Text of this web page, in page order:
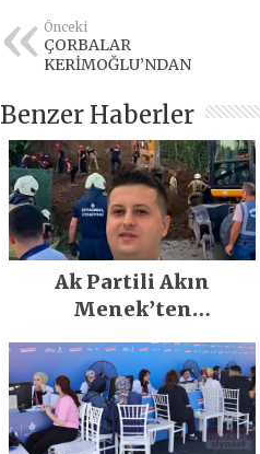
Önceki
ÇORBALAR
KERİMOĞLU’NDAN
Benzer Haberler
Ak Partili Akın
Menek’ten
heyelan sonrası
kritik uyarı